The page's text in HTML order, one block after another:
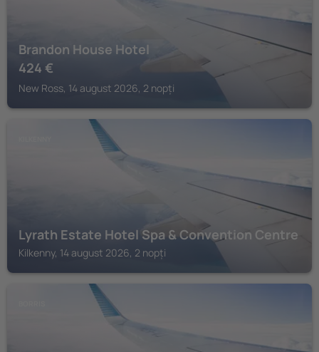
Brandon House Hotel
424 €
New Ross, 14 august 2026, 2 nopți
Lyrath Estate Hotel Spa & Convention Centre
Kilkenny, 14 august 2026, 2 nopți